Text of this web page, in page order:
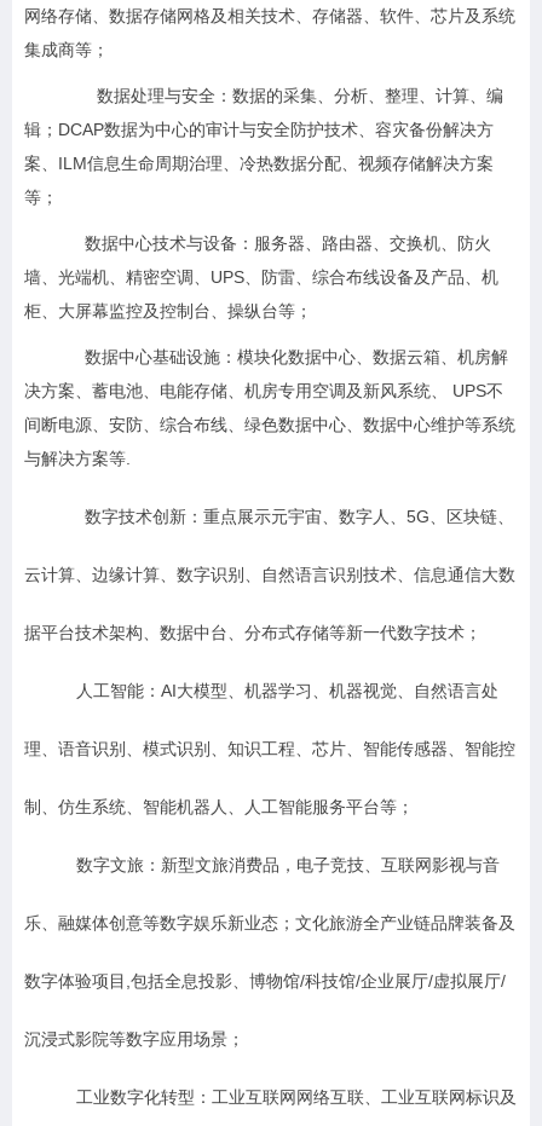
网络存储、数据存储网格及相关技术、存储器、软件、芯片及系统
集成商等；
数据处理与安全：数据的采集、分析、整理、计算、编
辑；DCAP数据为中心的审计与安全防护技术、容灾备份解决方
案、ILM信息生命周期治理、冷热数据分配、视频存储解决方案
等；
数据中心技术与设备：服务器、路由器、交换机、防火
墙、光端机、精密空调、UPS、防雷、综合布线设备及产品、机
柜、大屏幕监控及控制台、操纵台等；
数据中心基础设施：模块化数据中心、数据云箱、机房解
决方案、蓄电池、电能存储、机房专用空调及新风系统、 UPS不
间断电源、安防、综合布线、绿色数据中心、数据中心维护等系统
与解决方案等.
数字技术创新：重点展示元宇宙、数字人、5G、区块链、
云计算、边缘计算、数字识别、自然语言识别技术、信息通信大数
据平台技术架构、数据中台、分布式存储等新一代数字技术；
人工智能：AI大模型、机器学习、机器视觉、自然语言处
理、语音识别、模式识别、知识工程、芯片、智能传感器、智能控
制、仿生系统、智能机器人、人工智能服务平台等；
数字文旅：新型文旅消费品，电子竞技、互联网影视与音
乐、融媒体创意等数字娱乐新业态；文化旅游全产业链品牌装备及
数字体验项目,包括全息投影、博物馆/科技馆/企业展厅/虚拟展厅/
沉浸式影院等数字应用场景；
工业数字化转型：工业互联网网络互联、工业互联网标识及